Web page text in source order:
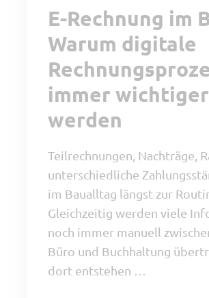
E-Rechnung im
Warum digitale
immer wichtiger
werden
Teilrechnungen, Nachträge,
unterschiedliche
im Baualltag längst zur
Gleichzeitig werden viele
noch immer manuell
Büro und Buchhaltung
dort entstehen …